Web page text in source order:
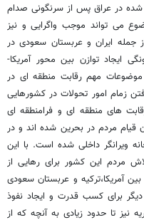
شده در عراق پس از سرنگونی صدام
می تواند موجب واگرایی و نیز
ایران و عربستان سعودی در
ایجاد توازن بین محور آمریکا-
مهم رقابت منطقه ای در
زمام امور تحولات در کشورهایی
های منطقه ای و فرامنطقه ای
قیام مردم در بحرین شده اند و در
ویرانگر داخلی شده است. با این
مردم این کشور برای رهایی از
آمریکا،ترکیه و عربستان سعودی
برای کسب قدرت و ایجاد نفوذ
نیز تا حدود زیادی به آنچه که از